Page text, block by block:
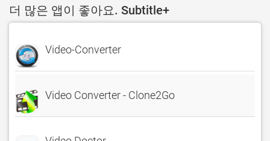
더 많은 앱이 좋아요. Subtitle+
Video-Converter
Video Converter - Clone2Go